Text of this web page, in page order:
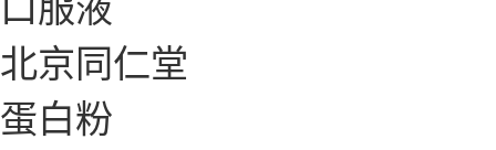
北京同仁堂
蛋白粉